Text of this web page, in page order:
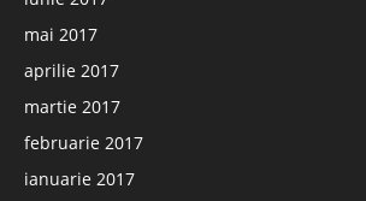
mai 2017
aprilie 2017
martie 2017
februarie 2017
ianuarie 2017